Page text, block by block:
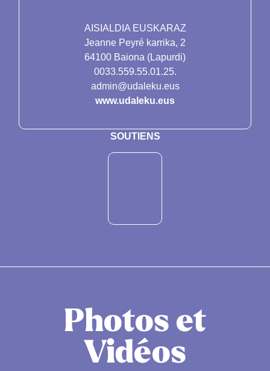
AISIALDIA EUSKARAZ
Jeanne Peyré karrika, 2
64100 Baiona (Lapurdi)
0033.559.55.01.25.
admin@udaleku.eus
www.udaleku.eus
SOUTIENS
Photos et
Vidéos